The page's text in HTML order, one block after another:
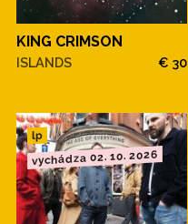
KING CRIMSON
ISLANDS € 30
lp
vychádza 02. 10. 2026